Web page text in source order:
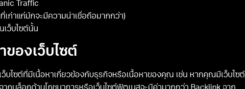
Traffic
เก่าแก่มักจะมีความน่าเชื่อถือมากกว่า)
ว็บไซต์นั้น
ของเว็บไซต์
บไซต์ที่มีเนื้อหาเกี่ยวข้องกับธุรกิจหรือเนื้อหาของคุณ เช่น หากคุณมีเว็บไซต์